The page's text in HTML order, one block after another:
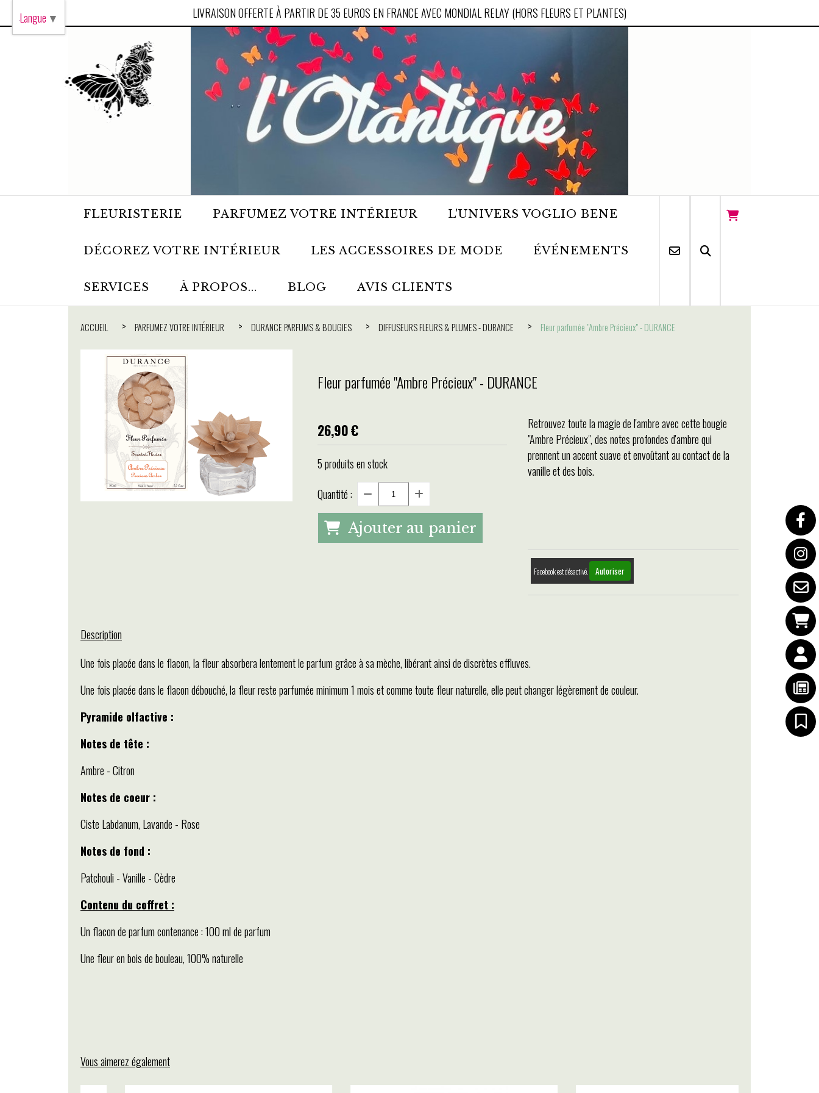
LIVRAISON OFFERTE À PARTIR DE 35 EUROS EN FRANCE AVEC MONDIAL RELAY (HORS FLEURS ET PLANTES)
FLEURISTERIE PARFUMEZ VOTRE INTÉRIEUR L'UNIVERS VOGLIO BENE
DÉCOREZ VOTRE INTÉRIEUR LES ACCESSOIRES DE MODE ÉVÉNEMENTS
SERVICES À PROPOS... BLOG AVIS CLIENTS
ACCUEIL PARFUMEZ VOTRE INTÉRIEUR DURANCE PARFUMS & BOUGIES DIFFUSEURS FLEURS & PLUMES - DURANCE Fleur parfumée "Ambre Précieux" - DURANCE
Fleur parfumée "Ambre Précieux" - DURANCE
26,90€
5produits en stock
Quantité :
Ajouter au panier
Retrouvez toute la magie de l'ambre avec cette bougie
"Ambre Précieux", des notes profondes d'ambre qui
prennent un accent suave et envoûtant au contact de la
vanille et des bois.
Facebook est désactivé. Autoriser
Description
Une fois placée dans le flacon, la fleur absorbera lentement le parfum grâce à sa mèche, libérant ainsi de discrètes effluves.
Une fois placée dans le flacon débouché, la fleur reste parfumée minimum 1 mois et comme toute fleur naturelle, elle peut changer légèrement de couleur.
Pyramide olfactive :
Notes de tête :
Ambre - Citron
Notes de coeur :
Ciste Labdanum, Lavande - Rose
Notes de fond :
Patchouli - Vanille - Cèdre
Contenu du coffret :
Un flacon de parfum contenance : 100 ml de parfum
Une fleur en bois de bouleau, 100% naturelle
Vous aimerez également
Langue ▼